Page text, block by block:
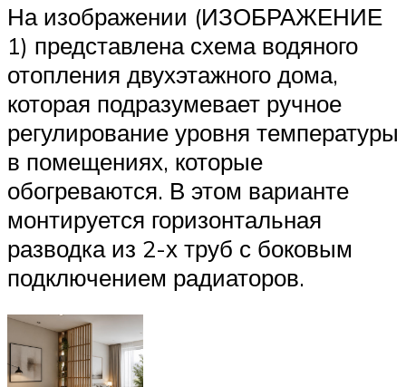
На изображении (ИЗОБРАЖЕНИЕ
1) представлена схема водяного
отопления двухэтажного дома,
которая подразумевает ручное
регулирование уровня температуры
в помещениях, которые
обогреваются. В этом варианте
монтируется горизонтальная
разводка из 2-х труб с боковым
подключением радиаторов.